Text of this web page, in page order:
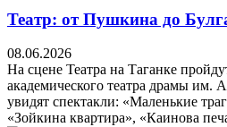
Театр: от Пушкина до
08.06.2026
На сцене Театра на Таганке
академического театра драмы
увидят спектакли: «Маленькие
«Зойкина квартира», «Каинова